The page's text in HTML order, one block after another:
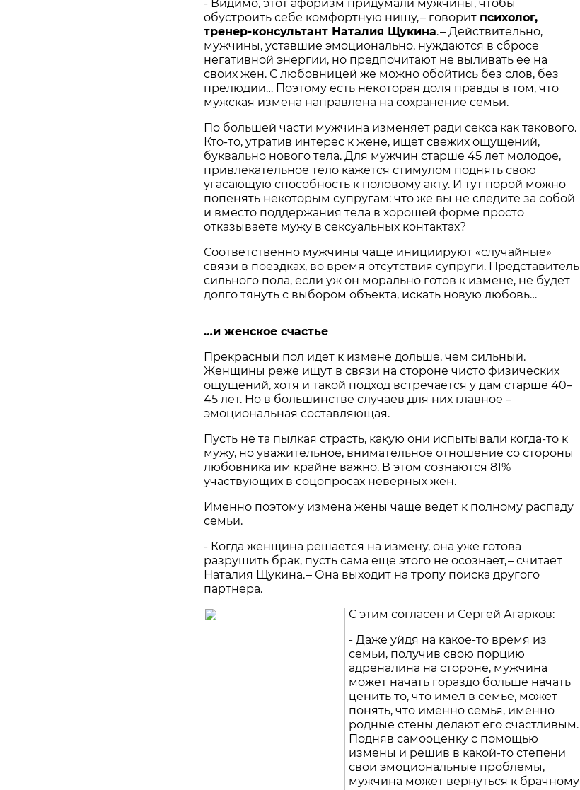
- Видимо, этот афоризм придумали мужчины, чтобы
обустроить себе комфортную нишу, – говорит психолог,
тренер-консультант Наталия Щукина. – Действительно,
мужчины, уставшие эмоционально, нуждаются в сбросе
негативной энергии, но предпочитают не выливать ее на
своих жен. С любовницей же можно обойтись без слов, без
прелюдии… Поэтому есть некоторая доля правды в том, что
мужская измена направлена на сохранение семьи.
По большей части мужчина изменяет ради секса как такового.
Кто-то, утратив интерес к жене, ищет свежих ощущений,
буквально нового тела. Для мужчин старше 45 лет молодое,
привлекательное тело кажется стимулом поднять свою
угасающую способность к половому акту. И тут порой можно
попенять некоторым супругам: что же вы не следите за собой
и вместо поддержания тела в хорошей форме просто
отказываете мужу в сексуальных контактах?
Соответственно мужчины чаще инициируют «случайные»
связи в поездках, во время отсутствия супруги. Представитель
сильного пола, если уж он морально готов к измене, не будет
долго тянуть с выбором объекта, искать новую любовь…
…и женское счастье
Прекрасный пол идет к измене дольше, чем сильный.
Женщины реже ищут в связи на стороне чисто физических
ощущений, хотя и такой подход встречается у дам старше 40–
45 лет. Но в большинстве случаев для них главное –
эмоциональная составляющая.
Пусть не та пылкая страсть, какую они испытывали когда-то к
мужу, но уважительное, внимательное отношение со стороны
любовника им крайне важно. В этом сознаются 81%
участвующих в соцопросах неверных жен.
Именно поэтому измена жены чаще ведет к полному распаду
семьи.
- Когда женщина решается на измену, она уже готова
разрушить брак, пусть сама еще этого не осознает, – считает
Наталия Щукина. – Она выходит на тропу поиска другого
партнера.
С этим согласен и Сергей Агарков:
- Даже уйдя на какое-то время из
семьи, получив свою порцию
адреналина на стороне, мужчина
может начать гораздо больше начать
ценить то, что имел в семье, может
понять, что именно семья, именно
родные стены делают его счастливым.
Подняв самооценку с помощью
измены и решив в какой-то степени
свои эмоциональные проблемы,
мужчина может вернуться к брачному